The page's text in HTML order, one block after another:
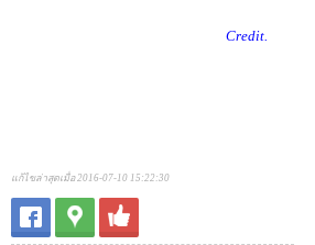
Credit.
แก้ไขล่าสุดเมื่อ 2016-07-10 15:22:30